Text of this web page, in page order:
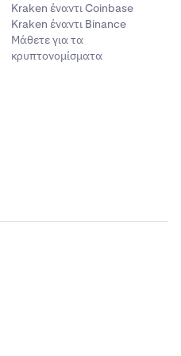
Kraken έναντι Coinbase
Kraken έναντι Binance
Μάθετε για τα
κρυπτονομίσματα